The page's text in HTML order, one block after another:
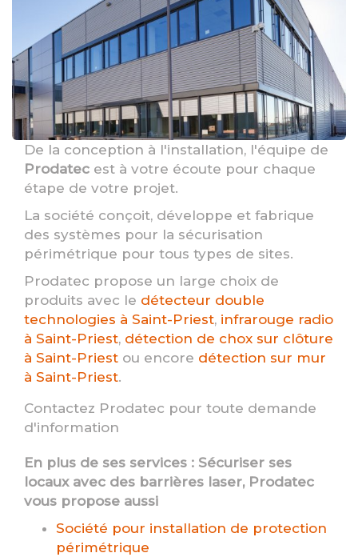
De la conception à l'installation, l'équipe de
Prodatec est à votre écoute pour chaque
étape de votre projet.
La société conçoit, développe et fabrique
des systèmes pour la sécurisation
périmétrique pour tous types de sites.
Prodatec propose un large choix de
produits avec le détecteur double
technologies à Saint-Priest, infrarouge radio
à Saint-Priest, détection de chox sur clôture
à Saint-Priest ou encore détection sur mur
à Saint-Priest.
Contactez Prodatec pour toute demande
d'information
En plus de ses services : Sécuriser ses
locaux avec des barrières laser, Prodatec
vous propose aussi
Société pour installation de protection
périmétrique